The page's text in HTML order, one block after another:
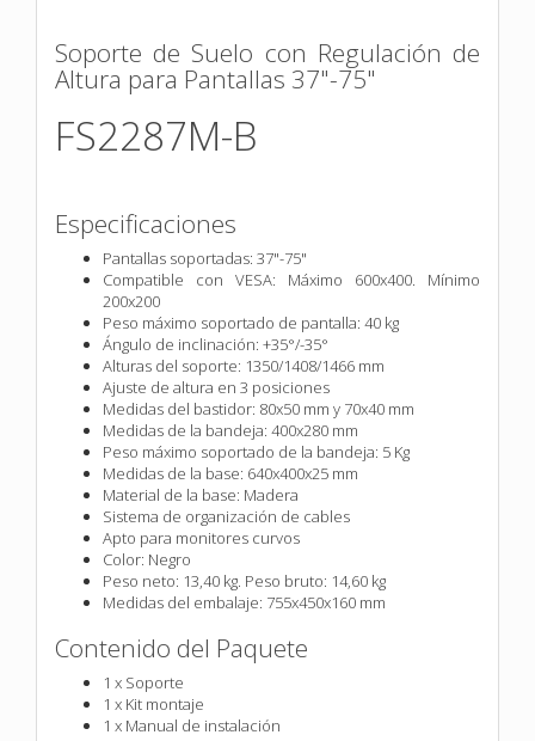
Soporte de Suelo con Regulación de
Altura para Pantallas 37"-75"
FS2287M-B
Especificaciones
Pantallas soportadas: 37"-75"
Compatible con VESA: Máximo 600x400. Mínimo
200x200
Peso máximo soportado de pantalla: 40 kg
Ángulo de inclinación: +35°/-35°
Alturas del soporte: 1350/1408/1466 mm
Ajuste de altura en 3 posiciones
Medidas del bastidor: 80x50 mm y 70x40 mm
Medidas de la bandeja: 400x280 mm
Peso máximo soportado de la bandeja: 5 Kg
Medidas de la base: 640x400x25 mm
Material de la base: Madera
Sistema de organización de cables
Apto para monitores curvos
Color: Negro
Peso neto: 13,40 kg. Peso bruto: 14,60 kg
Medidas del embalaje: 755x450x160 mm
Contenido del Paquete
1 x Soporte
1 x Kit montaje
1 x Manual de instalación